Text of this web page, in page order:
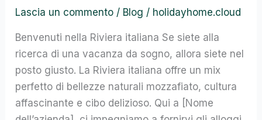
Lascia un commento / Blog / holidayhome.cloud
Benvenuti nella Riviera italiana Se siete alla
ricerca di una vacanza da sogno, allora siete nel
posto giusto. La Riviera italiana offre un mix
perfetto di bellezze naturali mozzafiato, cultura
affascinante e cibo delizioso. Qui a [Nome
italiana:
indimenticabili
a
Portofino
e
Cinque